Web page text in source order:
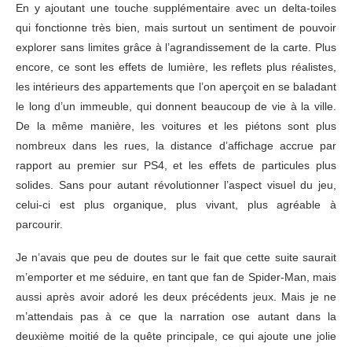
En y ajoutant une touche supplémentaire avec un delta-toiles
qui fonctionne très bien, mais surtout un sentiment de pouvoir
explorer sans limites grâce à l’agrandissement de la carte. Plus
encore, ce sont les effets de lumière, les reflets plus réalistes,
les intérieurs des appartements que l’on aperçoit en se baladant
le long d’un immeuble, qui donnent beaucoup de vie à la ville.
De la même manière, les voitures et les piétons sont plus
nombreux dans les rues, la distance d’affichage accrue par
rapport au premier sur PS4, et les effets de particules plus
solides. Sans pour autant révolutionner l’aspect visuel du jeu,
celui-ci est plus organique, plus vivant, plus agréable à
parcourir.
Je n’avais que peu de doutes sur le fait que cette suite saurait
m’emporter et me séduire, en tant que fan de Spider-Man, mais
aussi après avoir adoré les deux précédents jeux. Mais je ne
m’attendais pas à ce que la narration ose autant dans la
deuxième moitié de la quête principale, ce qui ajoute une jolie